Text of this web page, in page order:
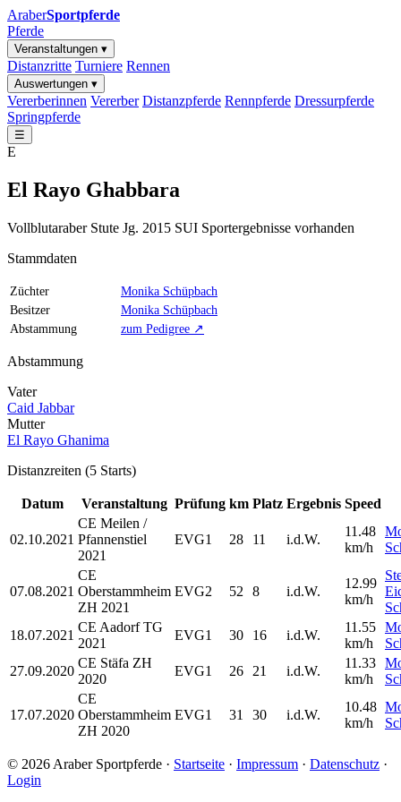
AraberSportpferde
Pferde
Veranstaltungen ▾
Distanzritte Turniere Rennen
Auswertungen ▾
Vererberinnen Vererber Distanzpferde Rennpferde Dressurpferde
Springpferde
☰
E
El Rayo Ghabbara
Vollblutaraber Stute Jg. 2015 SUI Sportergebnisse vorhanden
Stammdaten
Züchter
Monika Schüpbach
Besitzer
Monika Schüpbach
Abstammung
zum Pedigree ↗
Abstammung
Vater
Caid Jabbar
Mutter
El Rayo Ghanima
Distanzreiten (5 Starts)
Datum Veranstaltung Prüfung km Platz Ergebnis Speed
02.10.2021
CE Meilen /
Pfannenstiel
2021
EVG1 28 11 i.d.W.
11.48
km/h
07.08.2021
CE
Oberstammheim
ZH 2021
EVG2 52 8 i.d.W.
12.99
km/h
18.07.2021
CE Aadorf TG
2021
EVG1 30 16 i.d.W.
11.55
km/h
27.09.2020
CE Stäfa ZH
2020
EVG1 26 21 i.d.W.
11.33
km/h
17.07.2020
CE
Oberstammheim
ZH 2020
EVG1 31 30 i.d.W.
10.48
km/h
© 2026 Araber Sportpferde · Startseite · Impressum · Datenschutz ·
Login